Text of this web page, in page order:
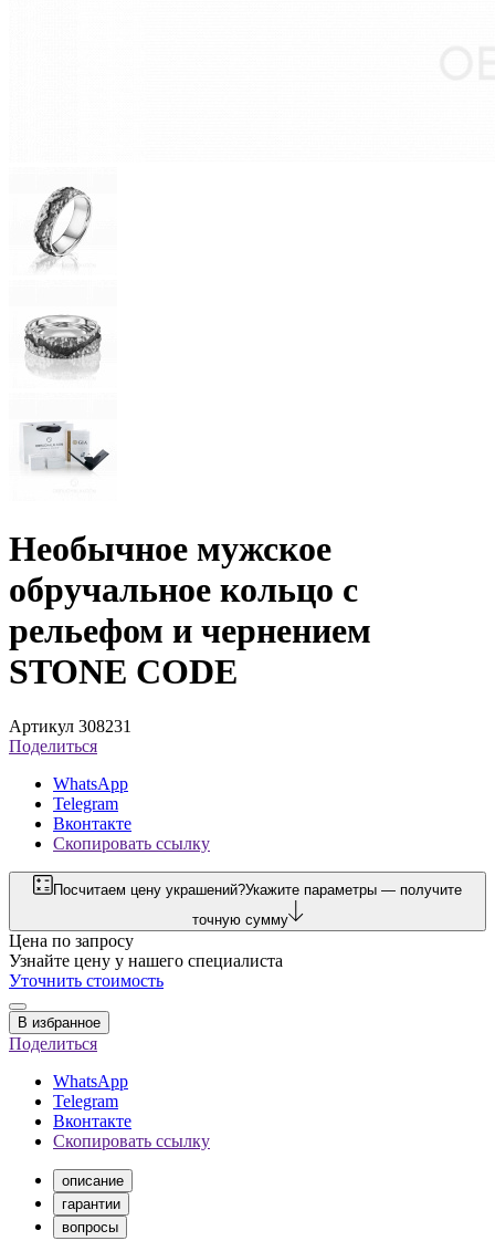
Необычное мужское
обручальное кольцо с
рельефом и чернением
STONE CODE
Артикул 308231
Поделиться
WhatsApp
Telegram
Вконтакте
Скопировать ссылку
Посчитаем цену украшений?Укажите параметры — получите
точную сумму
Цена по запросу
Узнайте цену у нашего специалиста
Уточнить стоимость
В избранное
Поделиться
WhatsApp
Telegram
Вконтакте
Скопировать ссылку
описание
гарантии
вопросы